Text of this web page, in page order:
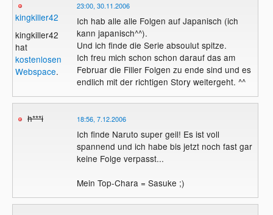
kingkiller42
kingkiller42
hat
kostenlosen
Webspace.
23:00, 30.11.2006
Ich hab alle alle Folgen auf Japanisch (ich
kann japanisch^^).
Und ich finde die Serie absoulut spitze.
Ich freu mich schon schon darauf das am
Februar die Filler Folgen zu ende sind und es
endlich mit der richtigen Story weitergeht. ^^
h***i 18:56, 7.12.2006
Ich finde Naruto super geil! Es ist voll
spannend und ich habe bis jetzt noch fast gar
keine Folge verpasst...
Mein Top-Chara = Sasuke ;)